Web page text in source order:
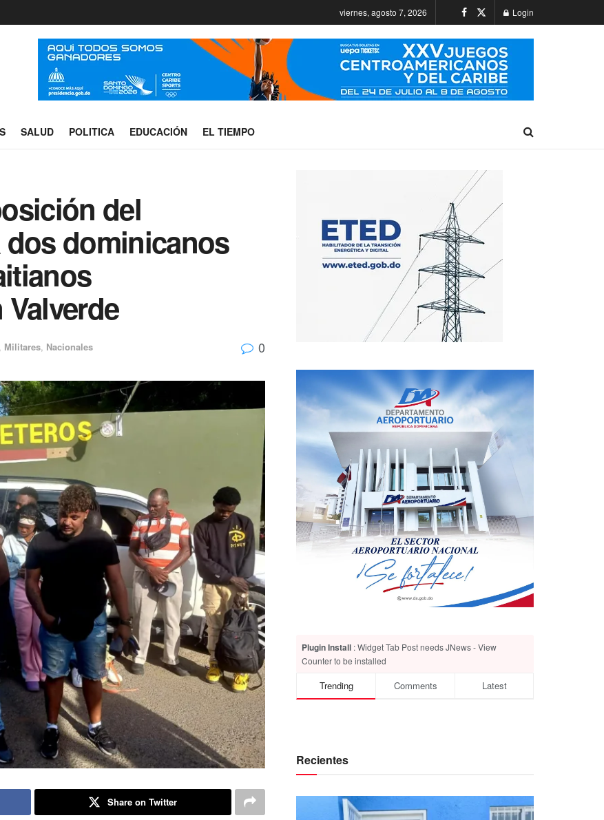
viernes, agosto 7, 2026 Login
SALUD POLITICA EDUCACIÓN EL TIEMPO
del
dominicanos
Militares, Nacionales 0
Share on Twitter
Plugin Install : Widget Tab Post needs JNews - View
Counter to be installed
Trending Comments Latest
Recientes